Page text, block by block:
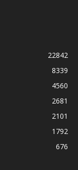
22842
8339
4560
2681
2101
1792
676